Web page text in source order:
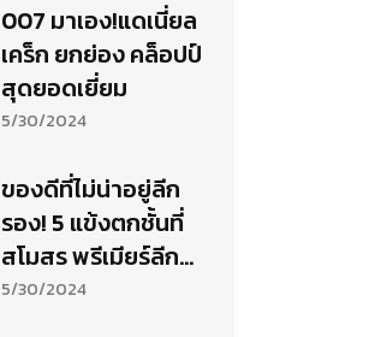
007 มาเอง!แดเนี่ยล
เคร็ก ยกย่อง คล็อปป์
สุดยอดเยี่ยม
5/30/2024
ของดีที่ไม่น่าอยู่ลีก
รอง! 5 แข้งตกชั้นที่
สโมสร พรีเมียร์ลีก
ควรเซ็นร่วมทัพ
5/30/2024